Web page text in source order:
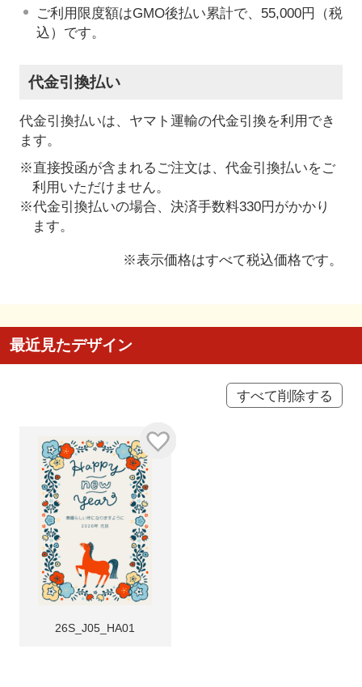
ご利用限度額はGMO後払い累計で、55,000円（税
込）です。
代金引換払い
代金引換払いは、ヤマト運輸の代金引換を利用でき
ます。
※直接投函が含まれるご注文は、代金引換払いをご
利用いただけません。
※代金引換払いの場合、決済手数料330円がかかり
ます。
※表示価格はすべて税込価格です。
最近見たデザイン
すべて削除する
26S_J05_HA01